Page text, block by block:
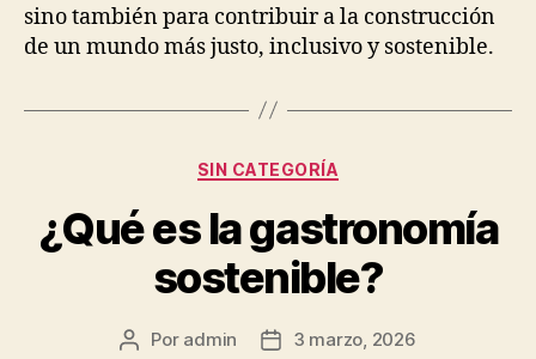
sino también para contribuir a la construcción
de un mundo más justo, inclusivo y sostenible.
Categorías
SIN CATEGORÍA
¿Qué es la gastronomía
sostenible?
Autor
Por admin
Fecha3 marzo, 2026